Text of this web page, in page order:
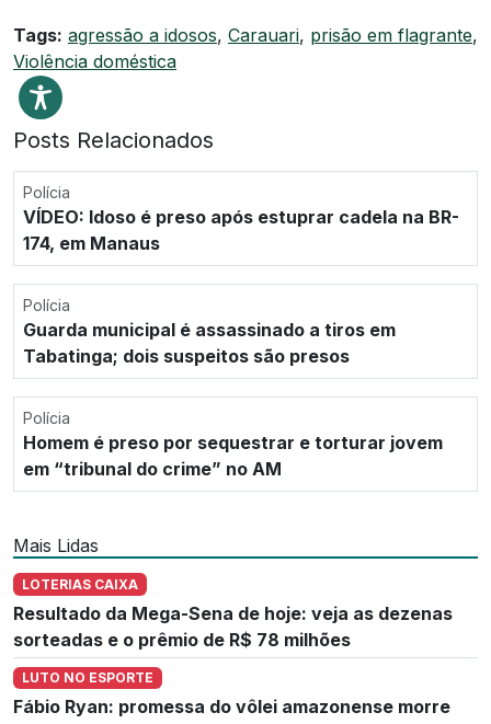
Tags: agressão a idosos, Carauari, prisão em flagrante,
Violência doméstica
Posts Relacionados
Polícia
VÍDEO: Idoso é preso após estuprar cadela na BR-
174, em Manaus
Polícia
Guarda municipal é assassinado a tiros em
Tabatinga; dois suspeitos são presos
Polícia
Homem é preso por sequestrar e torturar jovem
em “tribunal do crime” no AM
Mais Lidas
LOTERIAS CAIXA
Resultado da Mega-Sena de hoje: veja as dezenas
sorteadas e o prêmio de R$ 78 milhões
LUTO NO ESPORTE
Fábio Ryan: promessa do vôlei amazonense morre